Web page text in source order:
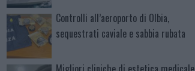
Controlli all’aeroporto di Olbia,
sequestrati caviale e sabbia rubata